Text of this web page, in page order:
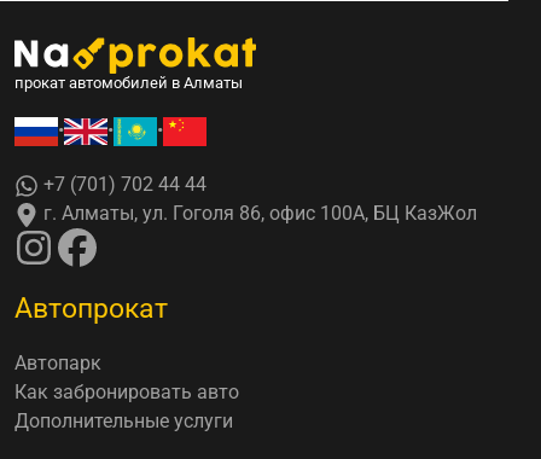
прокат автомобилей в Алматы
• • •
+7 (701) 702 44 44
г. Алматы, ул. Гоголя 86, офис 100А, БЦ КазЖол
Автопрокат
Автопарк
Как забронировать авто
Дополнительные услуги